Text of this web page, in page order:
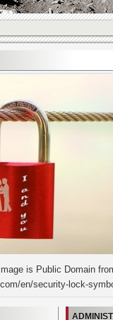
is Public Domain
en/security-lock-